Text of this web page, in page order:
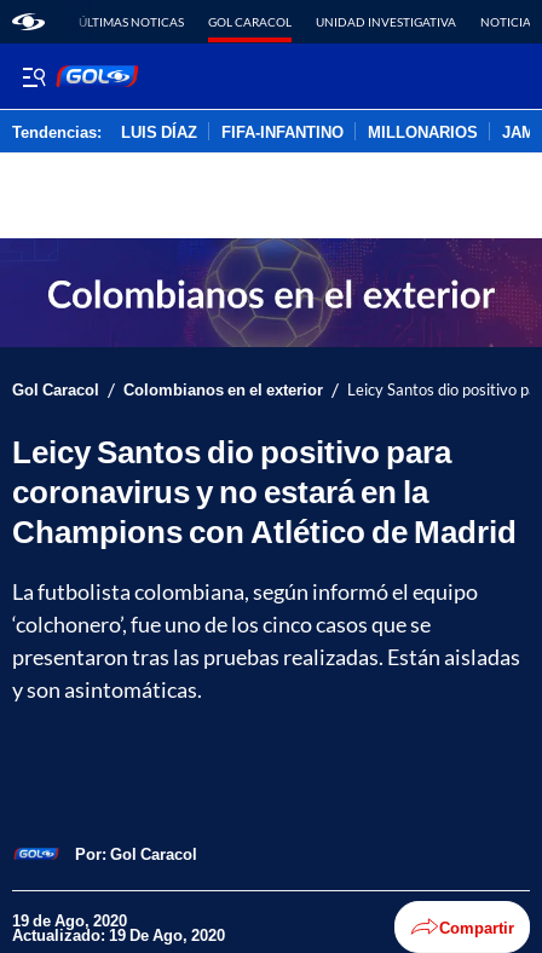
ÚLTIMAS NOTICAS GOL CARACOL UNIDAD INVESTIGATIVA NOTICIAS
Tendencias: LUIS DÍAZ FIFA-INFANTINO MILLONARIOS
Gol Caracol / Colombianos en el exterior / Leicy Santos dio positivo
Leicy Santos dio positivo para
coronavirus y no estará en la
Champions con Atlético de Madrid
La futbolista colombiana, según informó el equipo
‘colchonero’, fue uno de los cinco casos que se
presentaron tras las pruebas realizadas. Están aisladas
y son asintomáticas.
Por: Gol Caracol
19 de Ago, 2020
Actualizado: 19 De Ago, 2020 Compartir